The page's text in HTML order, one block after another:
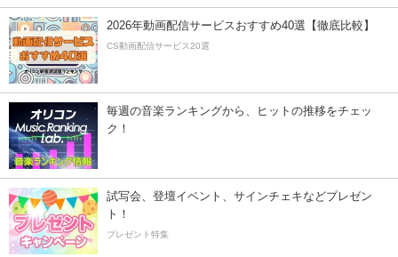
2026年動画配信サービスおすすめ40選【徹底比較】
CS動画配信サービス20選
毎週の音楽ランキングから、ヒットの推移をチェッ
ク！
試写会、登壇イベント、サインチェキなどプレゼン
ト！
プレゼント特集